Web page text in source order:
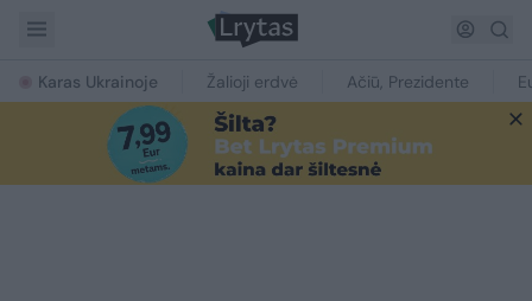
Karas Ukrainoje Žalioji erdvė Ačiū, Prezidente